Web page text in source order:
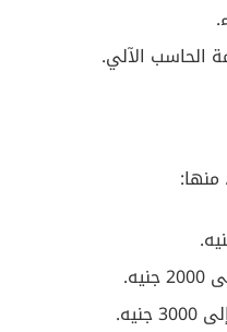
الحاسب الآلي.
منها: